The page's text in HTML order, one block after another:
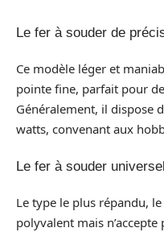
Le fer à souder de
Ce modèle léger et
pointe fine, parfait pour
Généralement, il dispose
watts, convenant aux
Le fer à souder universel
Le type le plus répandu,
polyvalent mais